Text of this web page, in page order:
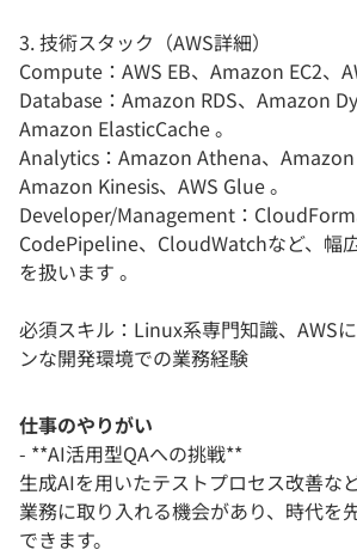
3. 技術スタック（AWS詳細）
Compute：AWS EB、Amazon EC2、
Database：Amazon RDS、Amazon
Amazon ElasticCache 。
Analytics：Amazon Athena、Amazon
Amazon Kinesis、AWS Glue 。
Developer/Management：
CodePipeline、CloudWatchなど、幅
を扱います 。
必須スキル：Linux系専門知識、AWS
ンな開発環境での業務経験
仕事のやりがい
- **AI活用型QAへの挑戦**
生成AIを用いたテストプロセス改善な
業務に取り入れる機会があり、時代を
できます。